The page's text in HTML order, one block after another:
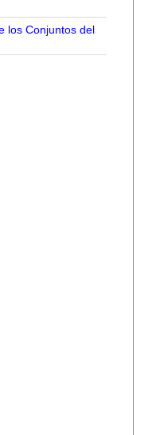
los Conjuntos del